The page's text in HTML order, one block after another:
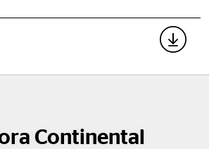
Continental